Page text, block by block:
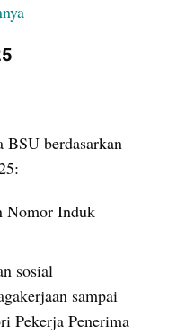
berdasarkan
Nomor Induk
sosial
sampai
Pekerja Penerima